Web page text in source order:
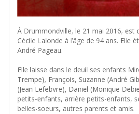
À Drummondville, le 21 mai 2016, est
Cécile Lalonde à l’âge de 94 ans. Elle
André Pageau.
Elle laisse dans le deuil ses enfants
Trempe), François, Suzanne (André
(Jean Lefebvre), Daniel (Monique
petits-enfants, arrière petits-enfants,
belles-soeurs, autres parents et amis.